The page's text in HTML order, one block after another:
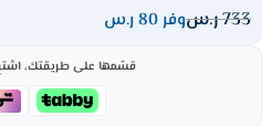
733ر.سوفر 80 ر.س
قسّمها على طريقتك، اشترِ